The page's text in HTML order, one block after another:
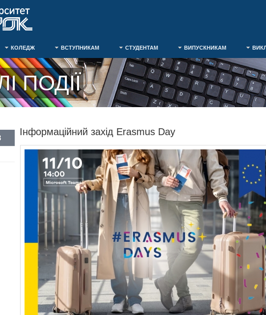
КОЛЕДЖ ВСТУПНИКАМ СТУДЕНТАМ ВИПУСКНИКАМ
ПОДІЇ
Інформаційний захід Erasmus Day